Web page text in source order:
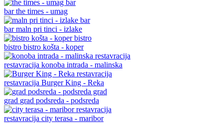
barthe times - umag
barmaln pri tinci - izlake
bistro bistro košta - koper
restavracija konoba intrada - malinska
restavracija Burger King - Reka
grad grad podsreda - podsreda
restavracija city terasa - maribor